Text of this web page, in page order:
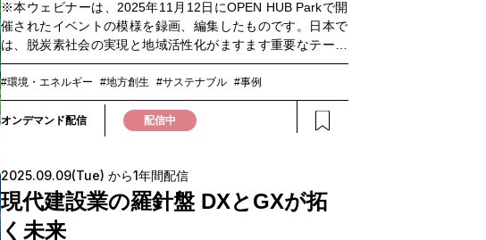
り、社会全体の行動変容を促す国の取り組みとして「デコ
活」を中心に、最新の政策動向をお伝えします。また、先進
企業による実践的な取り組みとして、NTTドコモの「アンバ
サダー制度」や、NTTドコモビジネスによる従業員参加型の
ントを高め、持続可能な社会づくりに向けた実践的なヒント
を得られるウェビナーです。ぜひご視聴ください。
※本ウェビナーは、2025年11月12日にOPEN HUB Parkで開
催されたイベントの模様を録画、編集したものです。日本で
は、脱炭素社会の実現と地域活性化がますます重要なテーマ
となっています。特に、2026年度から本格運用が予定されて
いる「GX-ETS（グリーントランスフォーメーション排出量取
引制度）」や、森林資源を活用したJクレジットの創出は、地
域経済の循環を促しながらGXを推進する有効な手段として注
目されています。一方で、制度への理解不足や地域ごとの実
題も多く存在します。 本ウェビナーでは、「GXと地域活性
化」をテーマに、GX-ETS制度の最新動向や仕組み、森林由来
のJクレジットの創出から実践的な活用方法まで、初めての方
にもわかりやすく解説します。さらに、スポーツを通じた環
#環境・エネルギー #地方創生 #サステナブル #事例
オンデマンド配信 配信中
2025.09.09(Tue) から1年間配信
現代建設業の羅針盤 DXとGXが拓
く未来